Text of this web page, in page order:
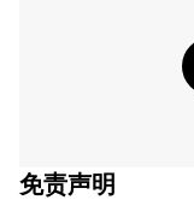
免责声明